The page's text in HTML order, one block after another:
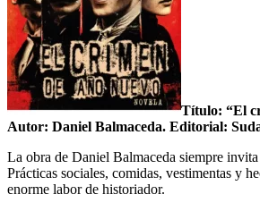
Título: “El
Autor: Daniel Balmaceda. Editorial:
La obra de Daniel Balmaceda siempre
Prácticas sociales, comidas, vestimentas y
enorme labor de historiador.